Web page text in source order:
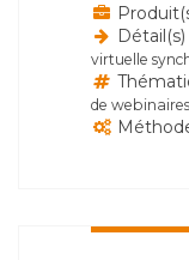
virtuelle
de webinaires